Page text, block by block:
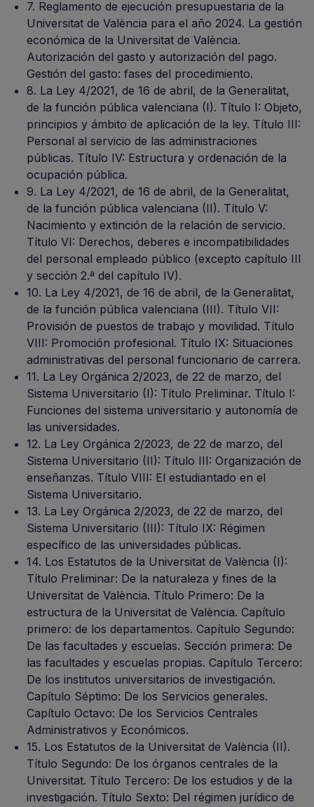
7. Reglamento de ejecución presupuestaria de la
Universitat de València para el año 2024. La gestión
económica de la Universitat de València.
Autorización del gasto y autorización del pago.
Gestión del gasto: fases del procedimiento.
8. La Ley 4/2021, de 16 de abril, de la Generalitat,
de la función pública valenciana (I). Título I: Objeto,
principios y ámbito de aplicación de la ley. Título III:
Personal al servicio de las administraciones
públicas. Título IV: Estructura y ordenación de la
ocupación pública.
9. La Ley 4/2021, de 16 de abril, de la Generalitat,
de la función pública valenciana (II). Título V:
Nacimiento y extinción de la relación de servicio.
Título VI: Derechos, deberes e incompatibilidades
del personal empleado público (excepto capítulo III
y sección 2.ª del capítulo IV).
10. La Ley 4/2021, de 16 de abril, de la Generalitat,
de la función pública valenciana (III). Título VII:
Provisión de puestos de trabajo y movilidad. Título
VIII: Promoción profesional. Título IX: Situaciones
administrativas del personal funcionario de carrera.
11. La Ley Orgánica 2/2023, de 22 de marzo, del
Sistema Universitario (I): Título Preliminar. Título I:
Funciones del sistema universitario y autonomía de
las universidades.
12. La Ley Orgánica 2/2023, de 22 de marzo, del
Sistema Universitario (II): Título III: Organización de
enseñanzas. Título VIII: El estudiantado en el
Sistema Universitario.
13. La Ley Orgánica 2/2023, de 22 de marzo, del
Sistema Universitario (III): Título IX: Régimen
específico de las universidades públicas.
14. Los Estatutos de la Universitat de València (I):
Título Preliminar: De la naturaleza y fines de la
Universitat de València. Título Primero: De la
estructura de la Universitat de València. Capítulo
primero: de los departamentos. Capítulo Segundo:
De las facultades y escuelas. Sección primera: De
las facultades y escuelas propias. Capítulo Tercero:
De los institutos universitarios de investigación.
Capítulo Séptimo: De los Servicios generales.
Capítulo Octavo: De los Servicios Centrales
Administrativos y Económicos.
15. Los Estatutos de la Universitat de València (II).
Título Segundo: De los órganos centrales de la
Universitat. Título Tercero: De los estudios y de la
investigación. Título Sexto: Del régimen jurídico de